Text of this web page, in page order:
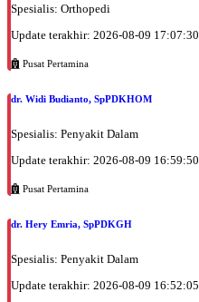
Spesialis: Orthopedi
Update terakhir: 2026-08-09 17:07:30
Pusat Pertamina
dr. Widi Budianto, SpPDKHOM
Spesialis: Penyakit Dalam
Update terakhir: 2026-08-09 16:59:50
Pusat Pertamina
dr. Hery Emria, SpPDKGH
Spesialis: Penyakit Dalam
Update terakhir: 2026-08-09 16:52:05